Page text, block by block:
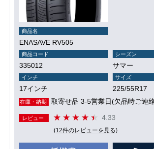
商品名
ENASAVE RV505
商品コード
335012
シーズン
サマー
インチ
17インチ
サイズ
225/55R17
在庫・納期 取寄せ品 3-5営業日(欠品時ご連
レビュー 4.33
(12件のレビューを見る)